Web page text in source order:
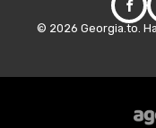
© 2026 Georgia.to.